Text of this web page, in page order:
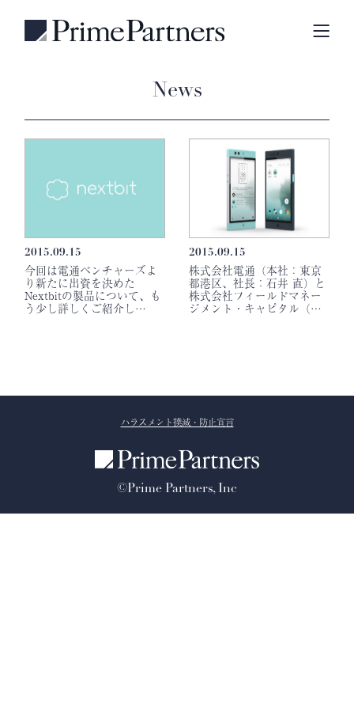
News
2015.09.15
今回は電通ベンチャーズよ
り新たに出資を決めた
Nextbitの製品について、も
う少し詳しくご紹介し…
2015.09.15
株式会社電通（本社：東京
都港区、社長：石井 直）と
株式会社フィールドマネー
ジメント・キャピタル（…
ハラスメント撲滅・防止宣言
©Prime Partners, Inc